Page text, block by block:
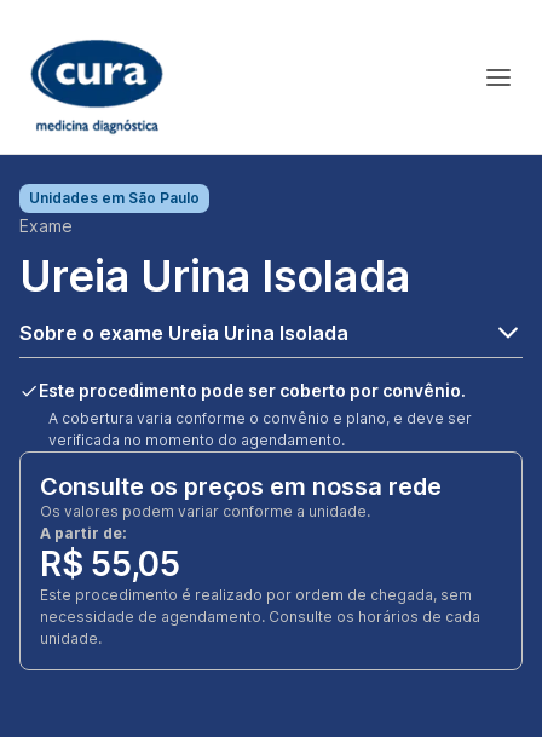
Unidades em São Paulo
Exame
Ureia Urina Isolada
Sobre o exame Ureia Urina Isolada
Este procedimento pode ser coberto por convênio.
A cobertura varia conforme o convênio e plano, e deve ser
verificada no momento do agendamento.
Consulte os preços em nossa rede
Os valores podem variar conforme a unidade.
A partir de:
R$ 55,05
Este procedimento é realizado por ordem de chegada, sem
necessidade de agendamento. Consulte os horários de cada
unidade.